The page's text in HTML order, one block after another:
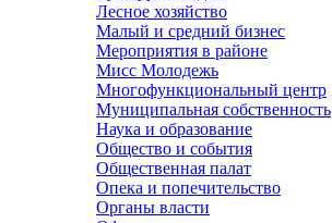
Лесное хозяйство
Малый и средний бизнес
Мероприятия в районе
Мисс Молодежь
Многофункциональный центр
Муниципальная собственность
Наука и образование
Общество и события
Общественная палат
Опека и попечительство
Органы власти